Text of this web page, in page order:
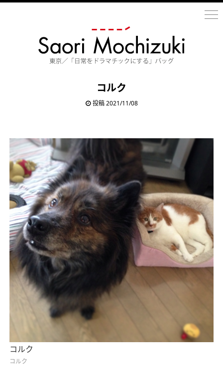
コルク
投稿 2021/11/08
コルク
コルク